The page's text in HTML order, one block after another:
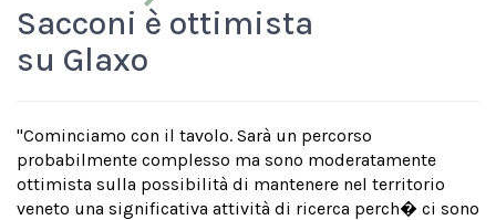
Sacconi è ottimista
su Glaxo
"Cominciamo con il tavolo. Sarà un percorso
probabilmente complesso ma sono moderatamente
ottimista sulla possibilità di mantenere nel territorio
veneto una significativa attività di ricerca perch� ci sono